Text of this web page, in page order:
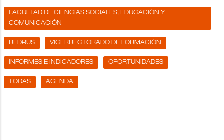
FACULTAD DE CIENCIAS SOCIALES, EDUCACIÓN Y
COMUNICACIÓN
REDBUS VICERRECTORADO DE FORMACIÓN
INFORMES E INDICADORES OPORTUNIDADES
TODAS AGENDA